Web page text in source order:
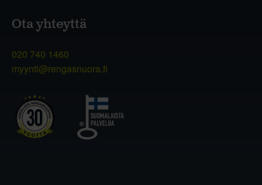
Ota yhteyttä
020 740 1460
myynti@rengasnuora.fi